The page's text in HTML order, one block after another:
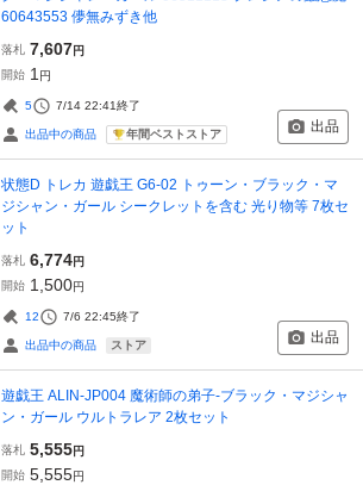
60643553 儚無みずき他
落札 7,607円
開始 1 円
5 7/14 22:41終了
出品中の商品 年間ベストストア 出品
状態D トレカ 遊戯王 G6-02 トゥーン・ブラック・マ
ジシャン・ガール シークレットを含む 光り物等 7枚セ
ット
落札 6,774円
開始 1,500円
12 7/6 22:45終了
出品中の商品 ストア 出品
遊戯王 ALIN-JP004 魔術師の弟子-ブラック・マジシャ
ン・ガール ウルトラレア 2枚セット
落札 5,555円
開始 5,555円